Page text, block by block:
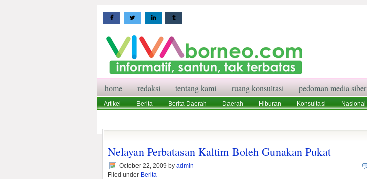
home redaksi tentang kami ruang konsultasi pedoman media siber
Artikel Berita Berita Daerah Daerah Hiburan Konsultasi Nasional
Nelayan Perbatasan Kaltim Boleh Gunakan Pukat
October 22, 2009 by admin
Filed under Berita